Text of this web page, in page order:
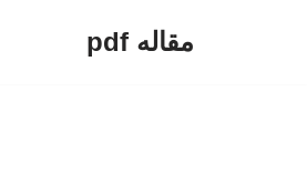
مقاله pdf